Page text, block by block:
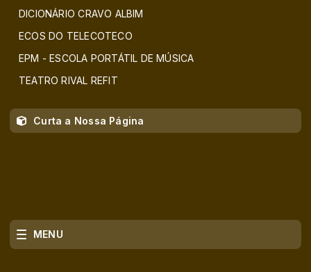
DICIONÁRIO CRAVO ALBIM
ECOS DO TELECOTECO
EPM - ESCOLA PORTÁTIL DE MÚSICA
TEATRO RIVAL REFIT
Curta a Nossa Página
MENU